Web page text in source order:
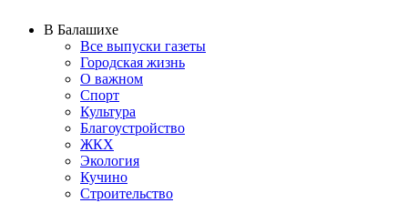
В Балашихе
Все выпуски газеты
Городская жизнь
О важном
Спорт
Культура
Благоустройство
ЖКХ
Экология
Кучино
Строительство